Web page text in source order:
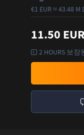
€1 EUR ≈ 43.48
11.50 EUR
2 HOURS 보